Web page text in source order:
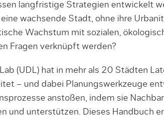
langfristige Strategien entwickelt
wachsende Stadt, ohne ihre
Wachstum mit sozialen,
Fragen verknüpft werden?
(UDL) hat in mehr als 20 Städten
– und dabei Planungswerkzeuge
anstoßen, indem sie
und unterstützen. Dieses Handbuch